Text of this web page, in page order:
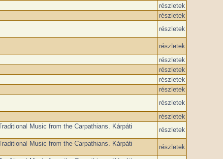
részletek
részletek
részletek
részletek
részletek
részletek
részletek
részletek
részletek
részletek
Music from the Carpathians. Kárpáti
részletek
Music from the Carpathians. Kárpáti
részletek